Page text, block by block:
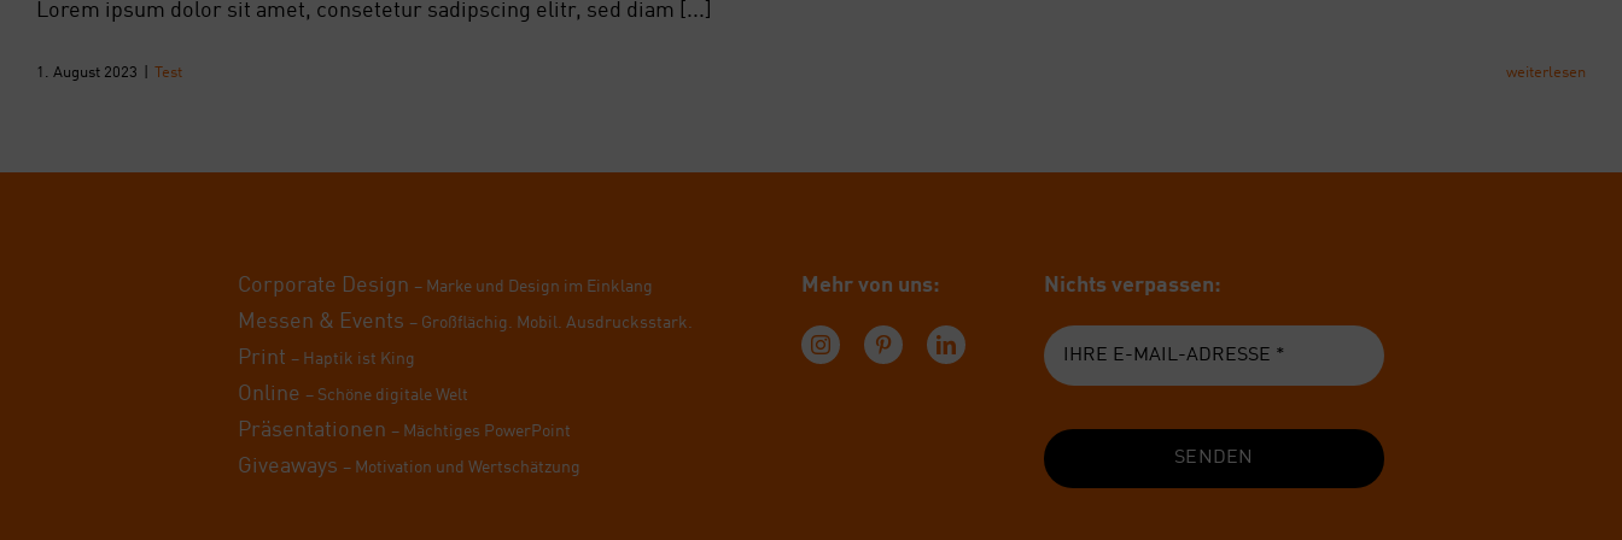
Lorem ipsum dolor sit amet, consetetur sadipscing elitr, sed diam [...]
1. August 2023 Test weiterlesen
Cor­po­ra­te Design – Mar­ke und Design im Ein­klang
Mes­sen & Events – Groß­flä­chig. Mobil. Aus­drucks­stark.
Print – Hap­tik ist King
Online – Schö­ne digi­ta­le Welt
Prä­sen­ta­tio­nen – Mäch­ti­ges Power­Point
Givea­ways – Moti­va­ti­on und Wert­schät­zung
Mehr von uns: Nichts ver­pas­sen:
SENDEN